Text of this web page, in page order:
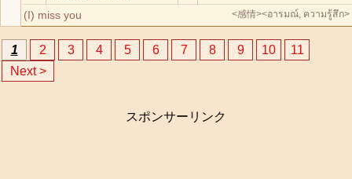
(I) miss you <感情><อารมณ์, ความรู้สึก>
1 2 3 4 5 6 7 8 9 10
11
Next >
スポンサーリンク